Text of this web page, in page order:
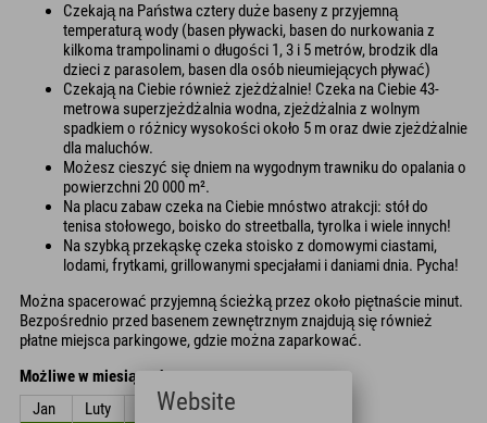
Czekają na Państwa cztery duże baseny z przyjemną
temperaturą wody (basen pływacki, basen do nurkowania z
kilkoma trampolinami o długości 1, 3 i 5 metrów, brodzik dla
dzieci z parasolem, basen dla osób nieumiejących pływać)
Czekają na Ciebie również zjeżdżalnie! Czeka na Ciebie 43-
metrowa superzjeżdżalnia wodna, zjeżdżalnia z wolnym
spadkiem o różnicy wysokości około 5 m oraz dwie zjeżdżalnie
dla maluchów.
Możesz cieszyć się dniem na wygodnym trawniku do opalania o
powierzchni 20 000 m².
Na placu zabaw czeka na Ciebie mnóstwo atrakcji: stół do
tenisa stołowego, boisko do streetballa, tyrolka i wiele innych!
Na szybką przekąskę czeka stoisko z domowymi ciastami,
lodami, frytkami, grillowanymi specjałami i daniami dnia. Pycha!
Można spacerować przyjemną ścieżką przez około piętnaście minut.
Bezpośrednio przed basenem zewnętrznym znajdują się również
płatne miejsca parkingowe, gdzie można zaparkować.
Możliwe w miesiącach
Jan
Luty Zniszczyćkwiecień
Website